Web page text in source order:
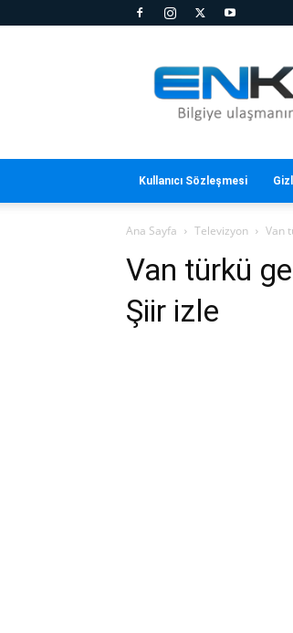
Kullanıcı Sözleşmesi
Ana Sayfa Televizyon Van
Van türkü
Şiir izle